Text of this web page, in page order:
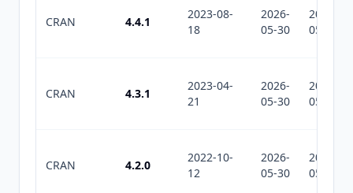
CRAN 4.4.1
2023-08-
18
2026-
05-30
2026-
05-30
CRAN 4.3.1
2023-04-
21
2026-
05-30
2026-
05-30
CRAN 4.2.0
2022-10-
12
2026-
05-30
2026-
05-30